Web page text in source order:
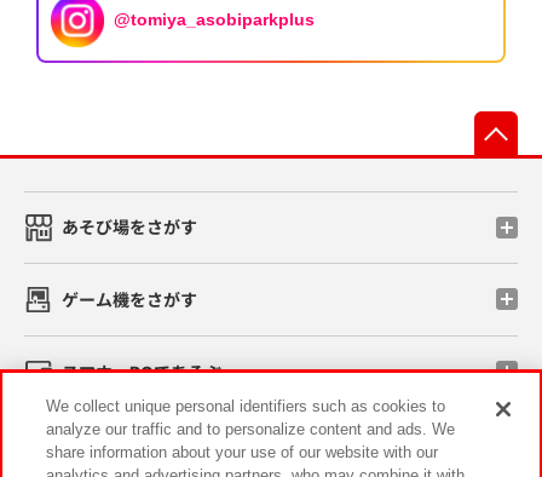
@tomiya_asobiparkplus
あそび場をさがす
ゲーム機をさがす
スマホ・PCであそぶ
イベント・キャンペーン
We collect unique personal identifiers such as cookies to
analyze our traffic and to personalize content and ads. We
share information about your use of our website with our